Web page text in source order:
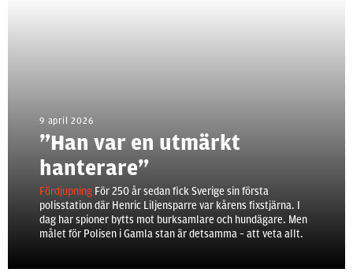
9 april 2026
”Han var en utmärkt
hanterare”
Fördjupning För 250 år sedan fick Sverige sin första
polisstation där Henric Liljensparre var kårens fixstjärna. I
dag har spioner bytts mot burksamlare och hundägare. Men
målet för Polisen i Gamla stan är detsamma – att veta allt.